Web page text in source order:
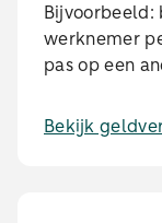
Bijvoorbeeld:
werknemer
pas op een
Bekijk